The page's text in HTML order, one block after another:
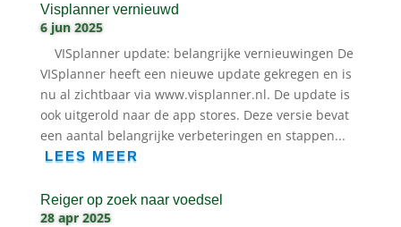
Visplanner vernieuwd
6 jun 2025
VISplanner update: belangrijke vernieuwingen De
VISplanner heeft een nieuwe update gekregen en is
nu al zichtbaar via www.visplanner.nl. De update is
ook uitgerold naar de app stores. Deze versie bevat
een aantal belangrijke verbeteringen en stappen...
LEES MEER
Reiger op zoek naar voedsel
28 apr 2025